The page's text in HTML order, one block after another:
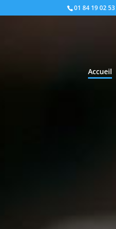
01 84 19 02 53
Accueil